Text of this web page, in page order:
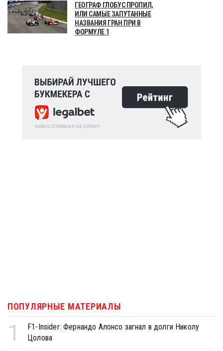
ГЕОГРАФ ГЛОБУС ПРОПИЛ,
ИЛИ САМЫЕ ЗАПУТАННЫЕ
НАЗВАНИЯ ГРАН ПРИ В
ФОРМУЛЕ 1
ПОПУЛЯРНЫЕ МАТЕРИАЛЫ
1
F1-Insider: Фернандо Алонсо загнал в долги Николу
Цолова